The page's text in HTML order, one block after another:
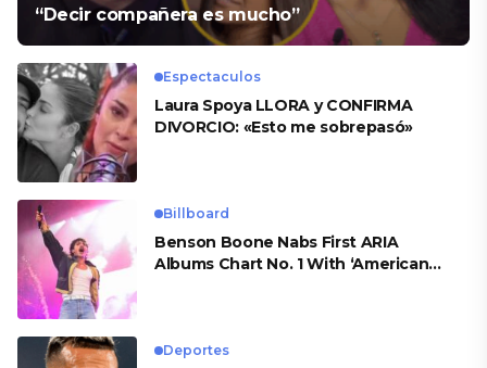
“Decir compañera es mucho”
Espectaculos
Laura Spoya LLORA y CONFIRMA
DIVORCIO: «Esto me sobrepasó»
Billboard
Benson Boone Nabs First ARIA
Albums Chart No. 1 With ‘American
Deportes